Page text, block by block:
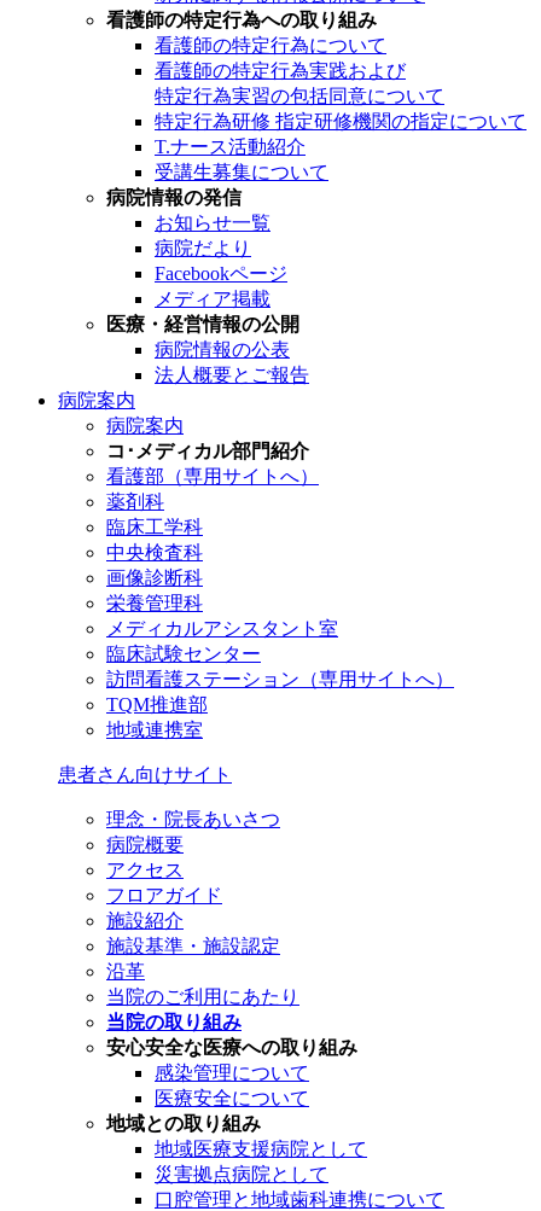
看護師の特定行為への取り組み
看護師の特定行為について
看護師の特定行為実践および
特定行為実習の包括同意について
特定行為研修 指定研修機関の指定について
T.ナース活動紹介
受講生募集について
病院情報の発信
お知らせ一覧
病院だより
Facebookページ
メディア掲載
医療・経営情報の公開
病院情報の公表
法人概要とご報告
病院案内
病院案内
コ･メディカル部門紹介
看護部（専用サイトへ）
薬剤科
臨床工学科
中央検査科
画像診断科
栄養管理科
メディカルアシスタント室
臨床試験センター
訪問看護ステーション（専用サイトへ）
TQM推進部
地域連携室
患者さん向けサイト
理念・院長あいさつ
病院概要
アクセス
フロアガイド
施設紹介
施設基準・施設認定
沿革
当院のご利用にあたり
当院の取り組み
安心安全な医療への取り組み
感染管理について
医療安全について
地域との取り組み
地域医療支援病院として
災害拠点病院として
口腔管理と地域歯科連携について